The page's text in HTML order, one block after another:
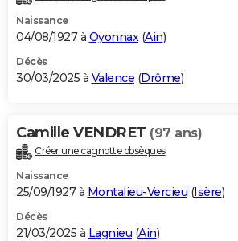
Dictionnaire
Biographies
Citations
Expressions
Proverbes
PROGRAMME TV
S'inscrire
Se connecter
Lycées
Collèges
Primaires
Universités
Entreprises
Service militaire
Avis de recherche
AVIS DE DÉCÈS
Bricolage
Lifestyle
Culture
Sport
Auto
Television
Voyage
Cinema
Naissance
04/08/1927 à Oyonnax(Ain)
Décès
30/03/2025 à Valence (Drôme)
Camille VENDRET (97 ans)
Créer une cagnotte obsèques
Naissance
25/09/1927 à Montalieu-Vercieu (Isère)
Décès
21/03/2025 à Lagnieu (Ain)